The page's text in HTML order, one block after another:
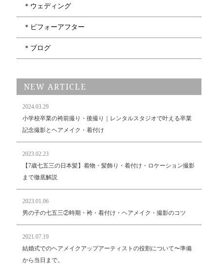
＊ウェディング
＊ビフォーアフター
＊ブログ
NEW ARTICLE
2024.03.29
小学校卒業の袴前撮り・後撮り｜レンタルスタジオで叶える卒業
記念撮影とヘアメイク・着付け
2023.02.23
【7歳七五三の日本髪】着物・髪飾り・着付け・ロケーション撮影
まで徹底解説
2023.01.06
男の子の七五三②時期・袴・着付け・ヘアメイク・撮影のコツ
2021.07.19
結婚式でのヘアメイクアップアーティストの役割について〜準備
から当日まで。